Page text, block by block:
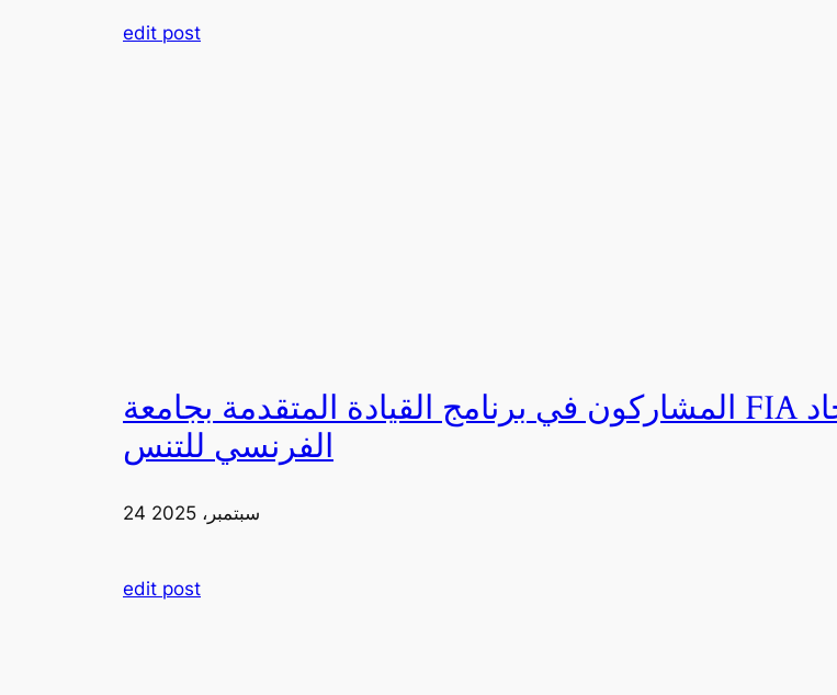
edit post
المشاركون في برنامج القيادة المتقدمة بجامعة FIA يزورون ملعب رولان غاروس مع الاتحاد
الفرنسي للتنس
24 سبتمبر، 2025
edit post